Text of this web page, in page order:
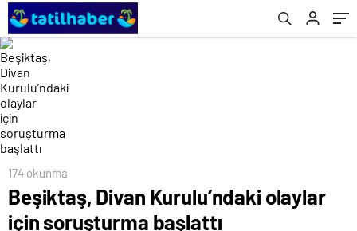
174 okunma
Beşiktaş, Divan Kurulu’ndaki olaylar
için soruşturma başlattı